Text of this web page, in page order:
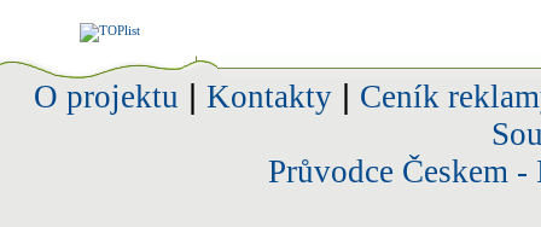
O projektu Kontakty| Ceník
Průvodce Českem